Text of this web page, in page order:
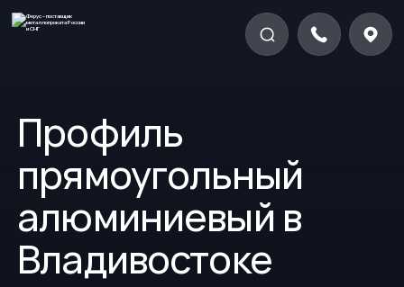
Профиль
прямоугольный
алюминиевый в
Владивостоке